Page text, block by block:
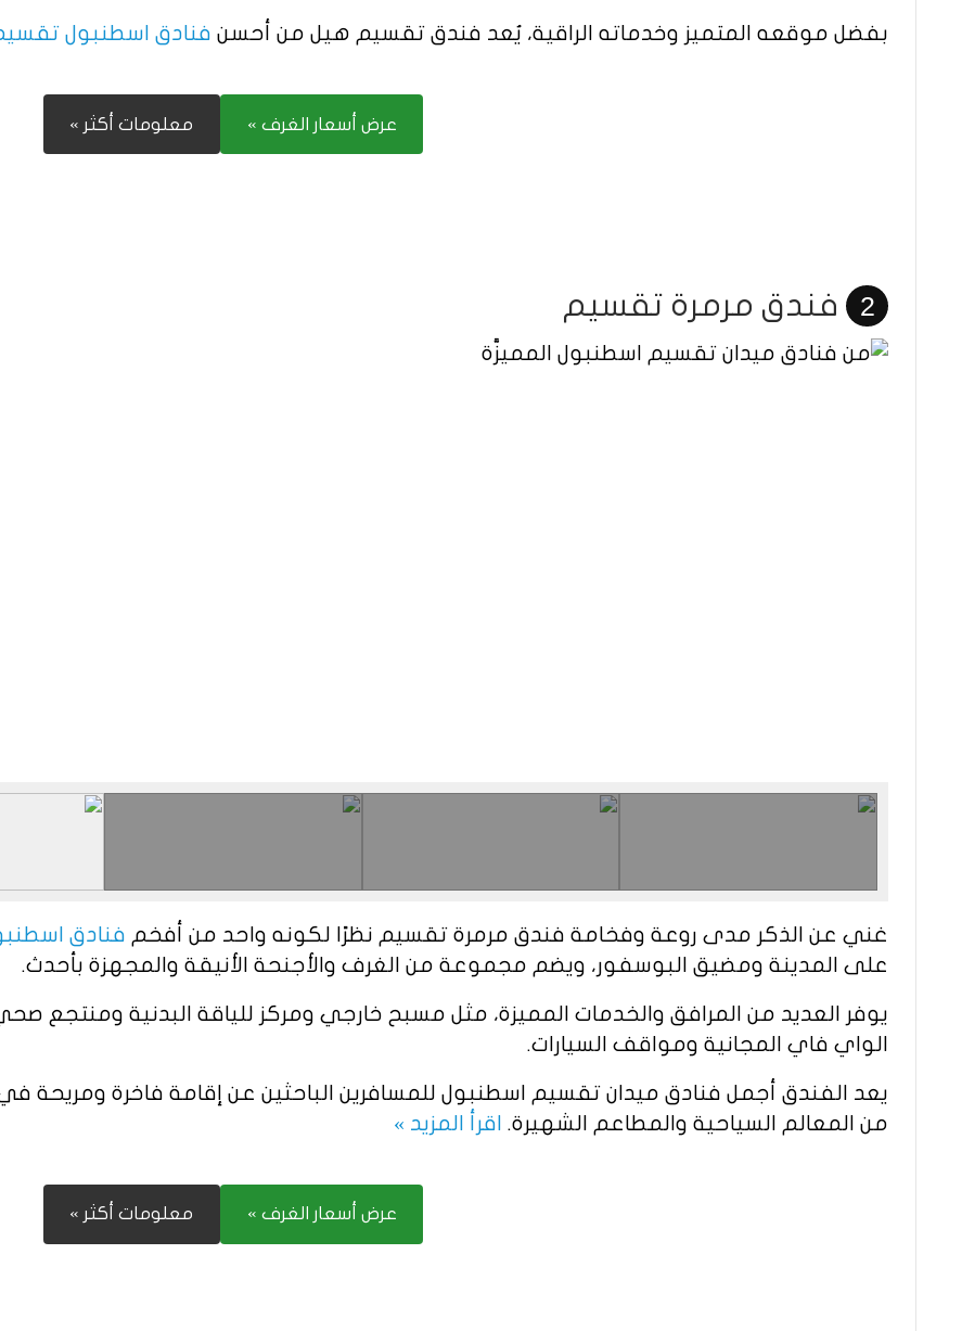
بفضل موقعه المتميز وخدماته الراقية، يُعد فندق تقسيم هيل من أحسن فنادق اسطنبول
عرض أسعار الغرف » معلومات أكثر »
2 فندق مرمرة تقسيم
غني عن الذكر مدى روعة وفخامة فندق مرمرة تقسيم نظرًا لكونه واحد من أفخم فنادق اسطنبول
على المدينة ومضيق البوسفور، ويضم مجموعة من الغرف والأجنحة الأنيقة والمجهزة بأحدث.
يوفر العديد من المرافق والخدمات المميزة، مثل مسبح خارجي ومركز للياقة البدنية
الواي فاي المجانية ومواقف السيارات.
يعد الفندق أجمل فنادق ميدان تقسيم اسطنبول للمسافرين الباحثين عن إقامة فاخرة
من المعالم السياحية والمطاعم الشهيرة. اقرأ المزيد »
عرض أسعار الغرف » معلومات أكثر »